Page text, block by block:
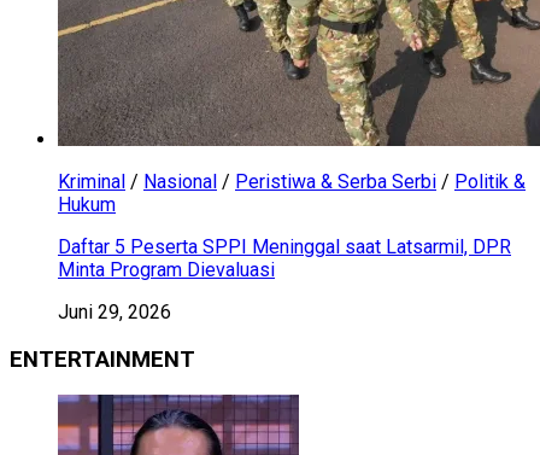
Kriminal / Nasional / Peristiwa & Serba Serbi / Politik &
Hukum
Daftar 5 Peserta SPPI Meninggal saat Latsarmil, DPR
Minta Program Dievaluasi
Juni 29, 2026
ENTERTAINMENT